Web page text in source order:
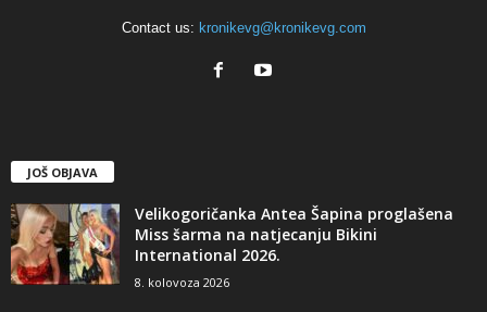
Contact us: kronikevg@kronikevg.com
JOŠ OBJAVA
Velikogoričanka Antea Šapina proglašena
Miss šarma na natjecanju Bikini
International 2026.
8. kolovoza 2026